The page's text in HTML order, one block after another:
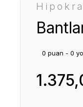
0 puan - 0